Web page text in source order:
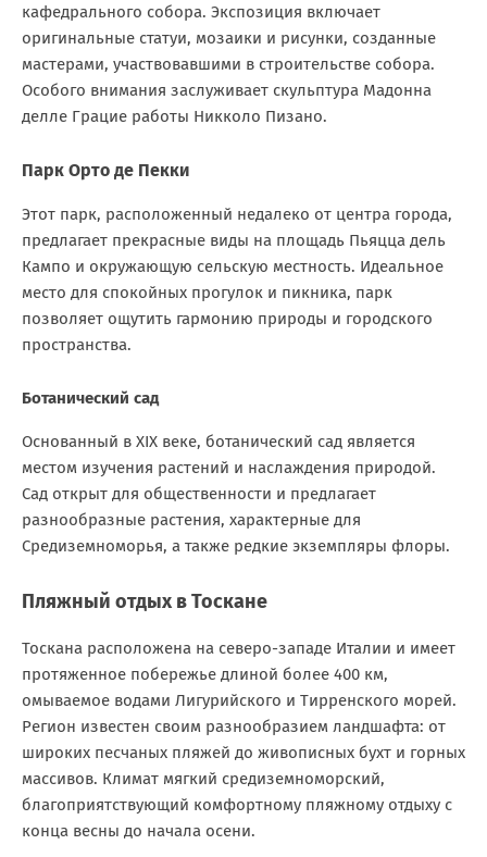
кафедрального собора. Экспозиция включает
оригинальные статуи, мозаики и рисунки, созданные
мастерами, участвовавшими в строительстве собора.
Особого внимания заслуживает скульптура Мадонна
делле Грацие работы Никколо Пизано.
Парк Орто де Пекки
Этот парк, расположенный недалеко от центра города,
предлагает прекрасные виды на площадь Пьяцца дель
Кампо и окружающую сельскую местность. Идеальное
место для спокойных прогулок и пикника, парк
позволяет ощутить гармонию природы и городского
пространства.
Ботанический сад
Основанный в XIX веке, ботанический сад является
местом изучения растений и наслаждения природой.
Сад открыт для общественности и предлагает
разнообразные растения, характерные для
Средиземноморья, а также редкие экземпляры флоры.
Пляжный отдых в Тоскане
Тоскана расположена на северо-западе Италии и имеет
протяженное побережье длиной более 400 км,
омываемое водами Лигурийского и Тирренского морей.
Регион известен своим разнообразием ландшафта: от
широких песчаных пляжей до живописных бухт и горных
массивов. Климат мягкий средиземноморский,
благоприятствующий комфортному пляжному отдыху с
конца весны до начала осени.